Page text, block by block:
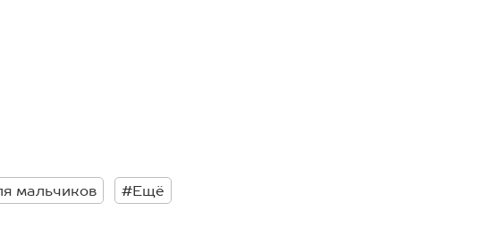
мальчиков #Ещё